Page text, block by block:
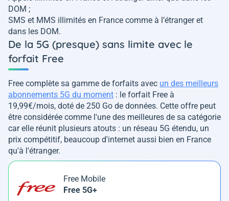
DOM ;
SMS et MMS illimités en France comme à l’étranger et
dans les DOM.
De la 5G (presque) sans limite avec le
forfait Free
Free complète sa gamme de forfaits avec un des meilleurs
abonnements 5G du moment : le forfait Free à
19,99€/mois, doté de 250 Go de données. Cette offre peut
être considérée comme l'une des meilleures de sa catégorie
car elle réunit plusieurs atouts : un réseau 5G étendu, un
prix compétitif, beaucoup d'internet aussi bien en France
qu'à l'étranger.
Free Mobile
Free 5G+